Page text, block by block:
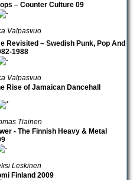
– Counter Culture 09
Valpasvuo
Revisited – Swedish Punk, Pop And
1988
Valpasvuo
Rise of Jamaican Dancehall
Tiainen
- The Finnish Heavy & Metal
Leskinen
Finland 2009